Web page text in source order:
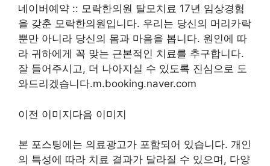
네이버예약 :: 모락한의원 탈모치료 17년 임상경험
을 갖춘 모락한의원입니다. 우리는 당신의 머리카락
뿐만 아니라 당신의 몸과 마음을 봅니다. 원인에 따
라 귀하에게 꼭 맞는 근본적인 치료를 추구합니다.
잘 들어주시고, 더 나아지실 수 있도록 진심으로 도
와드리겠습니다.m.booking.naver.com
이전 이미지다음 이미지
본 포스팅에는 의료광고가 포함되어 있습니다. 개인
의 특성에 따라 치료 결과가 달라질 수 있으며, 다양